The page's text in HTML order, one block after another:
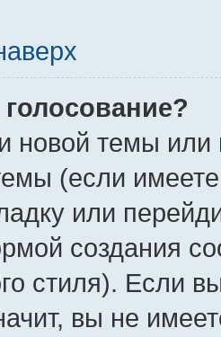
голосование?
новой темы или
(если
или
создания
стиля). Если
вы не